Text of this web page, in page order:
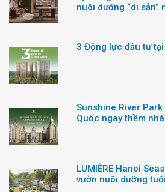
nuôi dưỡng “di sản”
3 Động lực đầu tư
Sunshine River
Quốc ngay thềm nhà
LUMIÈRE Hanoi
vườn nuôi dưỡng